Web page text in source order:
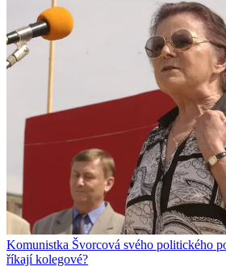
Komunistka Švorcová svého politického
říkají kolegové?